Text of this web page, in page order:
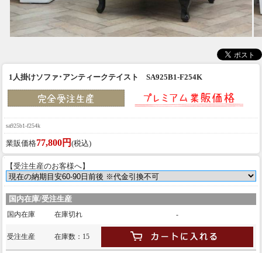
1人掛けソファ･アンティークテイスト SA925B1-F254K
sa925b1-f254k
業販価格77,800円 (税込)
【受注生産のお客様へ】
国内在庫/受注生産
国内在庫 在庫切れ -
受注生産 在庫数：15